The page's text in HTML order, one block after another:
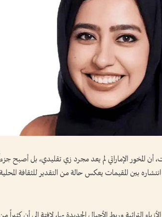
المخور الإماراتي لم يعد مجرد زي تقليدي، بل أصبح
انتشاره بين المقيمات يعكس حالة من التقدير للثقافة